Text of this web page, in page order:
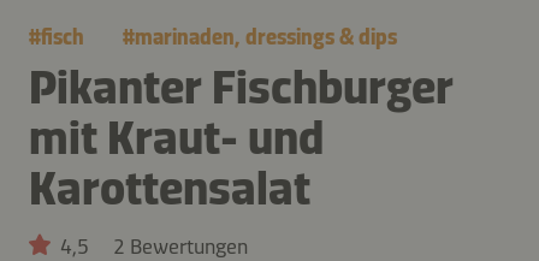
#fisch #marinaden, dressings & dips
Pikanter Fischburger
mit Kraut- und
Karottensalat
4,5 2 Bewertungen